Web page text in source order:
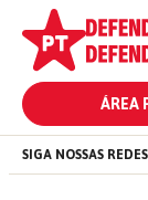
ÁREA
SIGA NOSSAS REDES